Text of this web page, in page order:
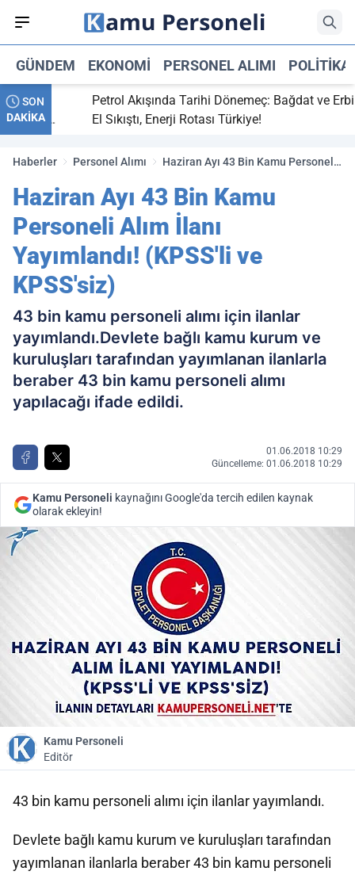
GÜNDEM EKONOMI PERSONEL ALIMI POLITIKA
SON
DAKİKA
maç
Petrol Akışında Tarihi Dönemeç: Bağdat ve Erbil
El Sıkıştı, Enerji Rotası Türkiye!
Haberler Personel Alımı
Haziran Ayı 43 Bin Kamu Personeli
KPSS'siz)
Haziran Ayı 43 Bin Kamu
Personeli Alım İlanı
Yayımlandı! (KPSS'li ve
KPSS'siz)
43 bin kamu personeli alımı için ilanlar
yayımlandı.Devlete bağlı kamu kurum ve
kuruluşları tarafından yayımlanan ilanlarla
beraber 43 bin kamu personeli alımı
yapılacağı ifade edildi.
01.06.2018 10:29
Güncelleme: 01.06.2018 10:29
Kamu Personeli kaynağını Google'da tercih edilen kaynak
olarak ekleyin!
Kamu Personeli
Editör
43 bin kamu personeli alımı için ilanlar yayımlandı.
Devlete bağlı kamu kurum ve kuruluşları tarafından
yayımlanan ilanlarla beraber 43 bin kamu personeli